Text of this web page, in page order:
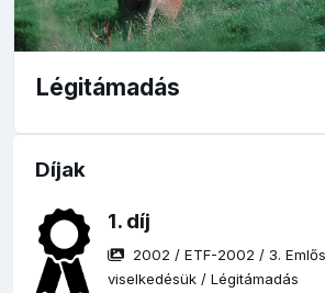
Légitámadás
Díjak
1. díj
2002 /ETF-2002 /3.
viselkedésük /Légitámadás